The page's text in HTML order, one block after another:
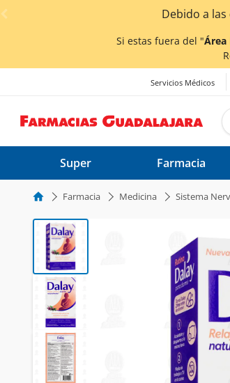
< div class="carousel-inner">
verse afectados.
Si estas fuera del "Área
Servicios Médicos
Super Farmacia
Farmacia Medicina Sistema